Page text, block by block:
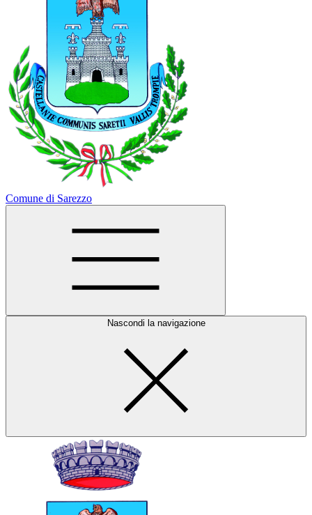
Comune di Sarezzo
Nascondi la navigazione